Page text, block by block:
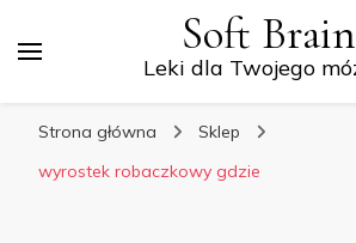
Soft Brain
Leki dla Twojego
Strona główna
Sklep
wyrostek robaczkowy gdzie